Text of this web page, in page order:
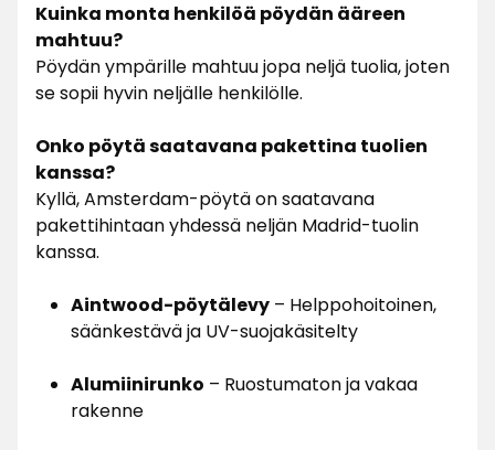
Kuinka monta henkilöä pöydän ääreen
mahtuu?
Pöydän ympärille mahtuu jopa neljä tuolia, joten
se sopii hyvin neljälle henkilölle.
Onko pöytä saatavana pakettina tuolien
kanssa?
Kyllä, Amsterdam-pöytä on saatavana
pakettihintaan yhdessä neljän Madrid-tuolin
kanssa.
Aintwood-pöytälevy – Helppohoitoinen,
säänkestävä ja UV-suojakäsitelty
Alumiinirunko – Ruostumaton ja vakaa
rakenne